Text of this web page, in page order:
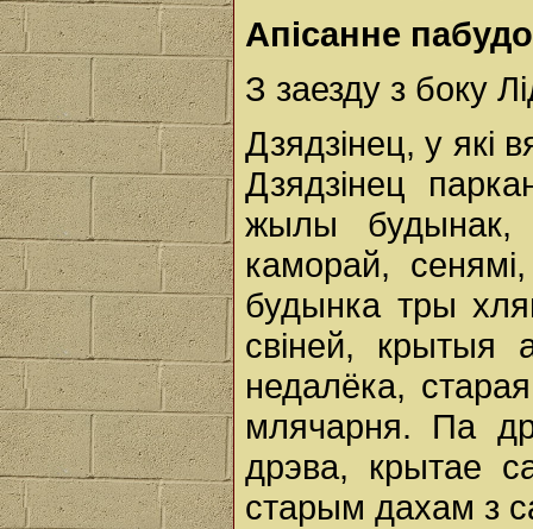
Апісанне
З заезду з боку
Дзядзінец, у які
Дзядзінец
жылы будынак,
каморай,
будынка тры
свіней,
недалёка,
млячарня. Па
дрэва, крытае
старым дахам з